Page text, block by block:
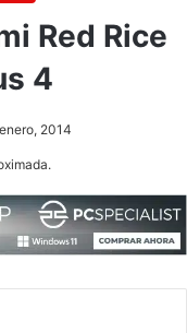
Red Rice
4
2014